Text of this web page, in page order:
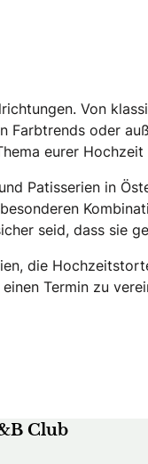
Von
oder
eurer
Patisserien in
seid, dass sie
die
Termin zu
Club